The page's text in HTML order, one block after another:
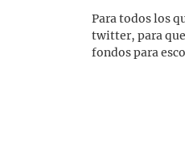
Para todos los
twitter, para
fondos para